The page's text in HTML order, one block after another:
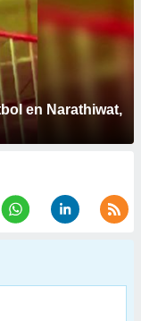
en Narathiwat,